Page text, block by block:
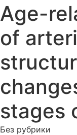
Age-
of
stages
Без рубрики